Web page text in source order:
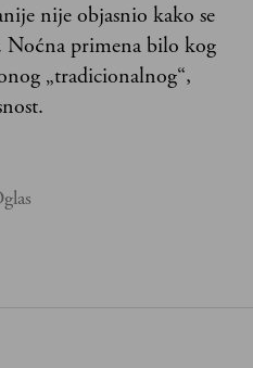
nije objasnio kako se
primena bilo kog
„tradicionalnog“,